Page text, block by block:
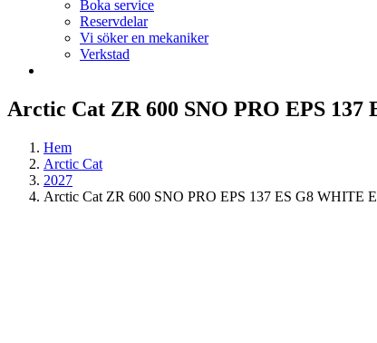
Boka service
Reservdelar
Vi söker en mekaniker
Verkstad
Arctic Cat ZR 600 SNO PRO EPS 137
Hem
Arctic Cat
2027
Arctic Cat ZR 600 SNO PRO EPS 137 ES G8 WHITE